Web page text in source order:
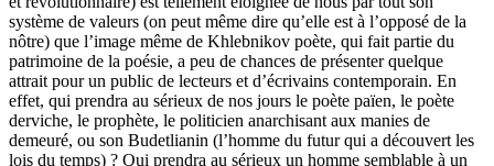
système de valeurs (on peut même dire qu’elle est à l’opposé de la
nôtre) que l’image même de Khlebni­kov poète, qui fait partie du
patrimoine de la poésie, a peu de chances de présenter quelque
attrait pour un public de lecteurs et d’écrivains contem­porain. En
effet, qui prendra au sérieux de nos jours le poète païen, le poète
derviche, le prophète, le politicien anarchisant aux manies de
demeuré, ou son Budetlianin (l’homme du futur qui a découvert les
lois du temps) ? Qui prendra au sérieux un homme semblable à un